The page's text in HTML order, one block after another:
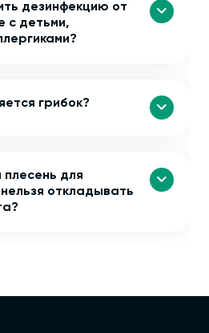
дезинфекцию от
с детьми,
грибок?
плесень для
откладывать